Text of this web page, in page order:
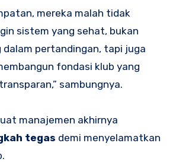
mereka malah tidak
sistem yang sehat, bukan
dalam pertandingan, tapi juga
fondasi klub yang
sambungnya.
manajemen akhirnya
tegas demi menyelamatkan